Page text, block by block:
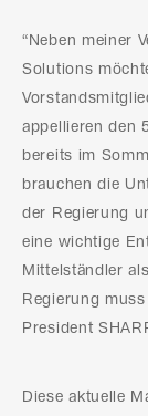
“Neben meiner
Solutions
appellieren den
bereits im
brauchen die
der Regierung
eine wichtige
Mittelständler
Regierung
President
Diese aktuelle